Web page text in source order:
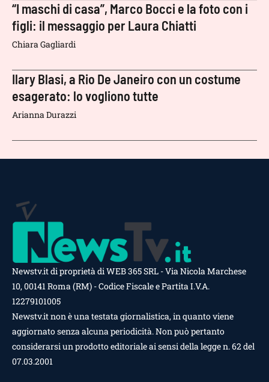
“I maschi di casa”, Marco Bocci e la foto con i
figli: il messaggio per Laura Chiatti
Chiara Gagliardi
Ilary Blasi, a Rio De Janeiro con un costume
esagerato: lo vogliono tutte
Arianna Durazzi
Newstv.it di proprietà di WEB 365 SRL - Via Nicola Marchese
10, 00141 Roma (RM) - Codice Fiscale e Partita I.V.A.
12279101005
Newstv.it non è una testata giornalistica, in quanto viene
aggiornato senza alcuna periodicità. Non può pertanto
considerarsi un prodotto editoriale ai sensi della legge n. 62 del
07.03.2001